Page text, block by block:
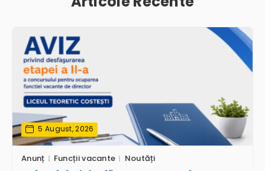
5 August, 2026
Anunț Funcții vacante Noutăți